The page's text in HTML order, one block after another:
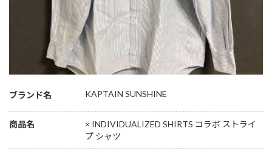
ブランド名 KAPTAIN SUNSHINE
商品名
× INDIVIDUALIZED SHIRTS コラボ ストライ
プ シャツ